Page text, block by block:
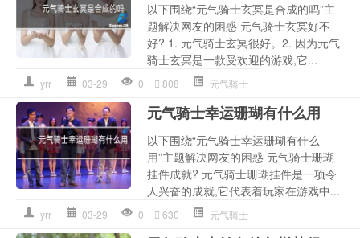
以下围绕“元气骑士玄冥是合成的吗”主
题解决网友的困惑 元气骑士玄冥好不
好? 1. 元气骑士玄冥很好。2. 因为元气
骑士玄冥是一款受欢迎的游戏,它...
yrr 03-29 0 808 元气骑士
元气骑士幸运珊瑚有什么用
以下围绕“元气骑士幸运珊瑚有什么
用”主题解决网友的困惑 元气骑士珊瑚
挂件成就? 元气骑士珊瑚挂件是一项令
人兴奋的成就,它代表着玩家在游戏中...
yrr 03-29 0 630 元气骑士